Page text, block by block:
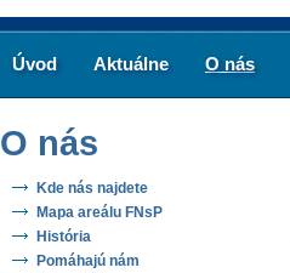
Úvod Aktuálne O nás
O nás
Kde nás najdete
Mapa areálu FNsP
História
Pomáhajú nám